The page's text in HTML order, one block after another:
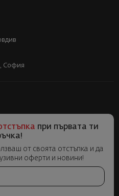
София
при първата ти
от своята отстъпка и да
оферти и новини!